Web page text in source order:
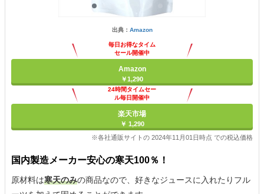
出典： Amazon
毎日お得なタイム
セール開催中
Amazon
￥1,290
24時間タイムセー
ル毎日開催中
楽天市場
￥ 1,290
※各社通販サイトの 2024年11月01日時点 での税込価格
国内製造メーカー安心の寒天100％！
原材料は寒天のみの商品なので、好きなジュースに入れたりフル